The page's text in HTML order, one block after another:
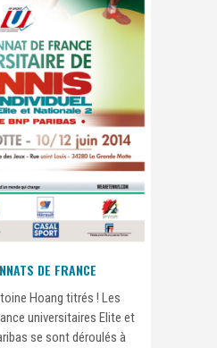
DE FRANCE
Hoang titrés ! Les
universitaires Elite et
se sont déroulés à